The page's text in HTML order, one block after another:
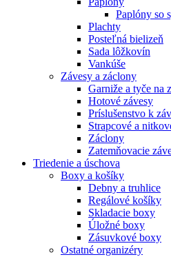
Paplóny so
Plachty
Posteľná bielizeň
Sada lôžkovín
Vankúše
Závesy a záclony
Garniže a tyče na
Hotové závesy
Príslušenstvo k
Strapcové a
Záclony
Zatemňovacie
Triedenie a úschova
Boxy a košíky
Debny a truhlice
Regálové košíky
Skladacie boxy
Úložné boxy
Zásuvkové boxy
Ostatné organizéry